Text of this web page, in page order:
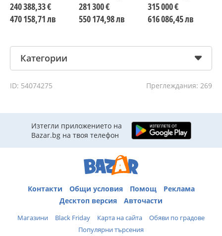
240 388,33 €
470 158,71 лв
281 300 €
550 174,98 лв
315 000 €
616 086,45 лв
Категории
ID: 54074275 Преглеждания: 269
Изтегли приложението на
Bazar.bg на твоя телефон
Контакти Общи условия Помощ
Реклама
Десктоп версия
Авточасти
Магазини Black Friday Карта на сайта
Обяви по градове
Популярни търсения